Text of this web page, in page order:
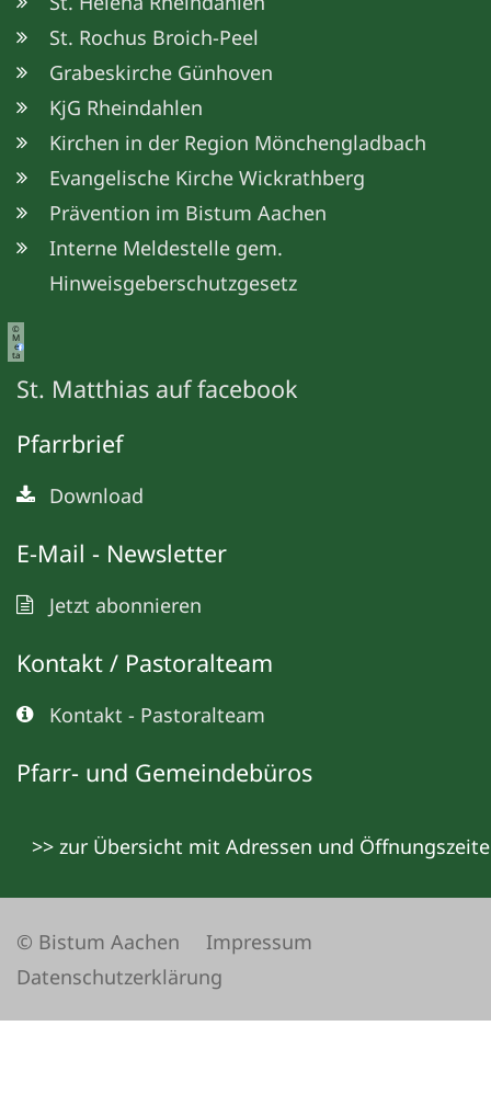
St. Rochus Broich-Peel
Grabeskirche Günhoven
KjG Rheindahlen
Kirchen in der Region Mönchengladbach
Evangelische Kirche Wickrathberg
Prävention im Bistum Aachen
Interne Meldestelle gem.
Hinweisgeberschutzgesetz
©
M
e
ta
St. Matthias auf facebook
Pfarrbrief
Download
E-Mail - Newsletter
Jetzt abonnieren
Kontakt / Pastoralteam
Kontakt - Pastoralteam
Pfarr- und Gemeindebüros
>> zur Übersicht mit Adressen und
© Bistum Aachen
Impressum
Datenschutzerklärung